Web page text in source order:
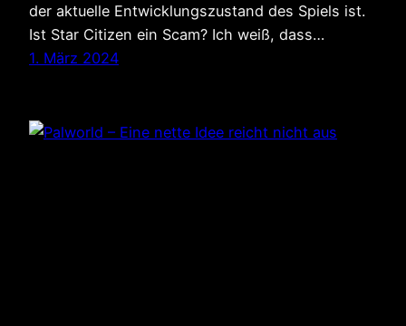
der aktuelle Entwicklungszustand des Spiels ist.
Ist Star Citizen ein Scam? Ich weiß, dass…
1. März 2024